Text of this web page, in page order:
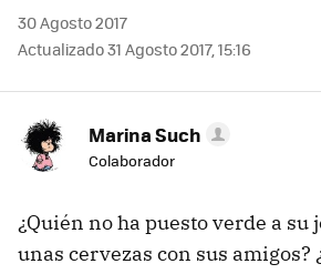
30 Agosto 2017
Actualizado 31 Agosto 2017, 15:16
Marina Such
Colaborador
¿Quién no ha puesto verde a su
unas cervezas con sus amigos?